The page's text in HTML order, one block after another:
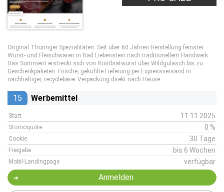
Original Thüringer Spezialitäten. Seit über 60 Jahren Herstellung feinster
Wurst- und Fleischwaren in Bad Liebenstein nach traditionellem Handwerk.
Das Sortiment erstreckt sich von Rostbratwurst über Wildgulasch bis zu
Geschenkpaketen. Frische, gekühlte Lieferung per Expressversand in
nachhaltiger, recyclebarer Verpackung direkt nach Hause.
15 Werbemittel
Start 11.11.2025
Stornoquote 0 %
Cookie 30 Tage
Freigabe bis 6 Wochen
Mobil-Landingpage verfügbar
Anmelden